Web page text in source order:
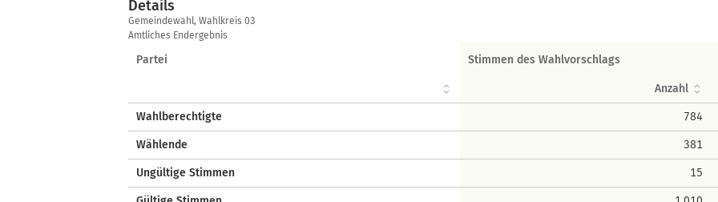
Details
Details
Gemeindewahl, Wahlkreis 03
Amtliches Endergebnis
Partei Stimmen des Wahlvorschlags
Anzahl
Wahlberechtigte 784
Wählende 381
Ungültige Stimmen 15